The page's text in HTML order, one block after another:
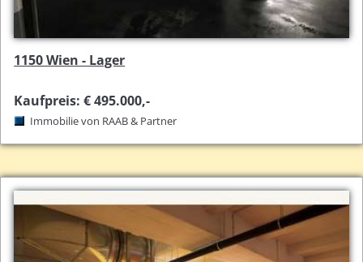
1150 Wien - Lager
Kaufpreis: € 495.000,-
Immobilie von RAAB & Partner